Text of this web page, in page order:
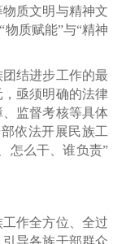
质文明与精神文
质赋能”与“精神
结进步工作的最
亟须明确的法律
监督考核等具体
依法开展民族工
怎么干、谁负责”
作全方位、全过
导各族干部群众